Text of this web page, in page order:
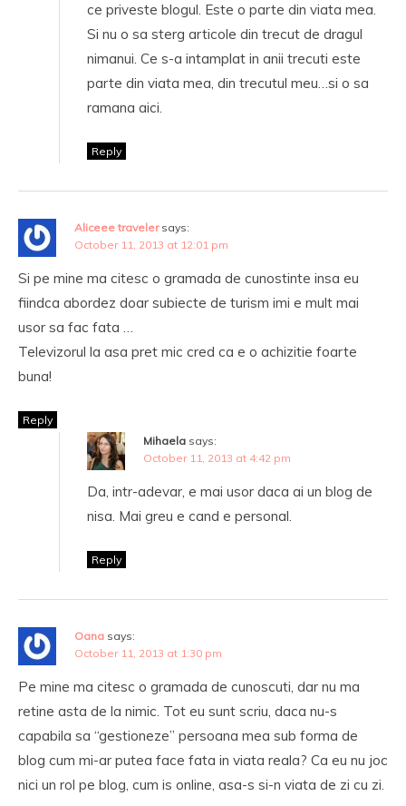
ce priveste blogul. Este o parte din viata mea.
Si nu o sa sterg articole din trecut de dragul
nimanui. Ce s-a intamplat in anii trecuti este
parte din viata mea, din trecutul meu…si o sa
ramana aici.
Reply
Aliceee traveler says:
October 11, 2013 at 12:01 pm
Si pe mine ma citesc o gramada de cunostinte insa eu
fiindca abordez doar subiecte de turism imi e mult mai
usor sa fac fata …
Televizorul la asa pret mic cred ca e o achizitie foarte
buna!
Reply
Mihaela says:
October 11, 2013 at 4:42 pm
Da, intr-adevar, e mai usor daca ai un blog de
nisa. Mai greu e cand e personal.
Reply
Oana says:
October 11, 2013 at 1:30 pm
Pe mine ma citesc o gramada de cunoscuti, dar nu ma
retine asta de la nimic. Tot eu sunt scriu, daca nu-s
capabila sa “gestioneze” persoana mea sub forma de
blog cum mi-ar putea face fata in viata reala? Ca eu nu joc
nici un rol pe blog, cum is online, asa-s si-n viata de zi cu zi.